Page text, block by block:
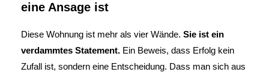
eine Ansage ist
Diese Wohnung ist mehr als vier Wände. Sie ist ein
verdammtes Statement. Ein Beweis, dass Erfolg kein
Zufall ist, sondern eine Entscheidung. Dass man sich aus